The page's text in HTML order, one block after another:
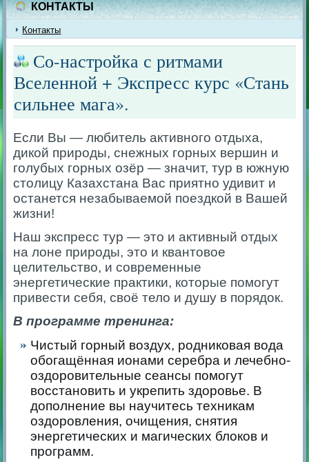
КОНТАКТЫ
Контакты
Со-настройка с ритмами
Вселенной + Экспресс курс «Стань
сильнее мага».
Если Вы — любитель активного отдыха,
дикой природы, снежных горных вершин и
голубых горных озёр — значит, тур в южную
столицу Казахстана Вас приятно удивит и
останется незабываемой поездкой в Вашей
жизни!
Наш экспресс тур — это и активный отдых
на лоне природы, это и квантовое
целительство, и современные
энергетические практики, которые помогут
привести себя, своё тело и душу в порядок.
В программе тренинга:
Чистый горный воздух, родниковая вода
обогащённая ионами серебра и лечебно-
оздоровительные сеансы помогут
восстановить и укрепить здоровье. В
дополнение вы научитесь техникам
оздоровления, очищения, снятия
энергетических и магических блоков и
программ.